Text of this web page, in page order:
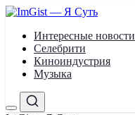
Перейти
содержимому
Интересные новости
Селебрити
Киноиндустрия
Музыка
Меню